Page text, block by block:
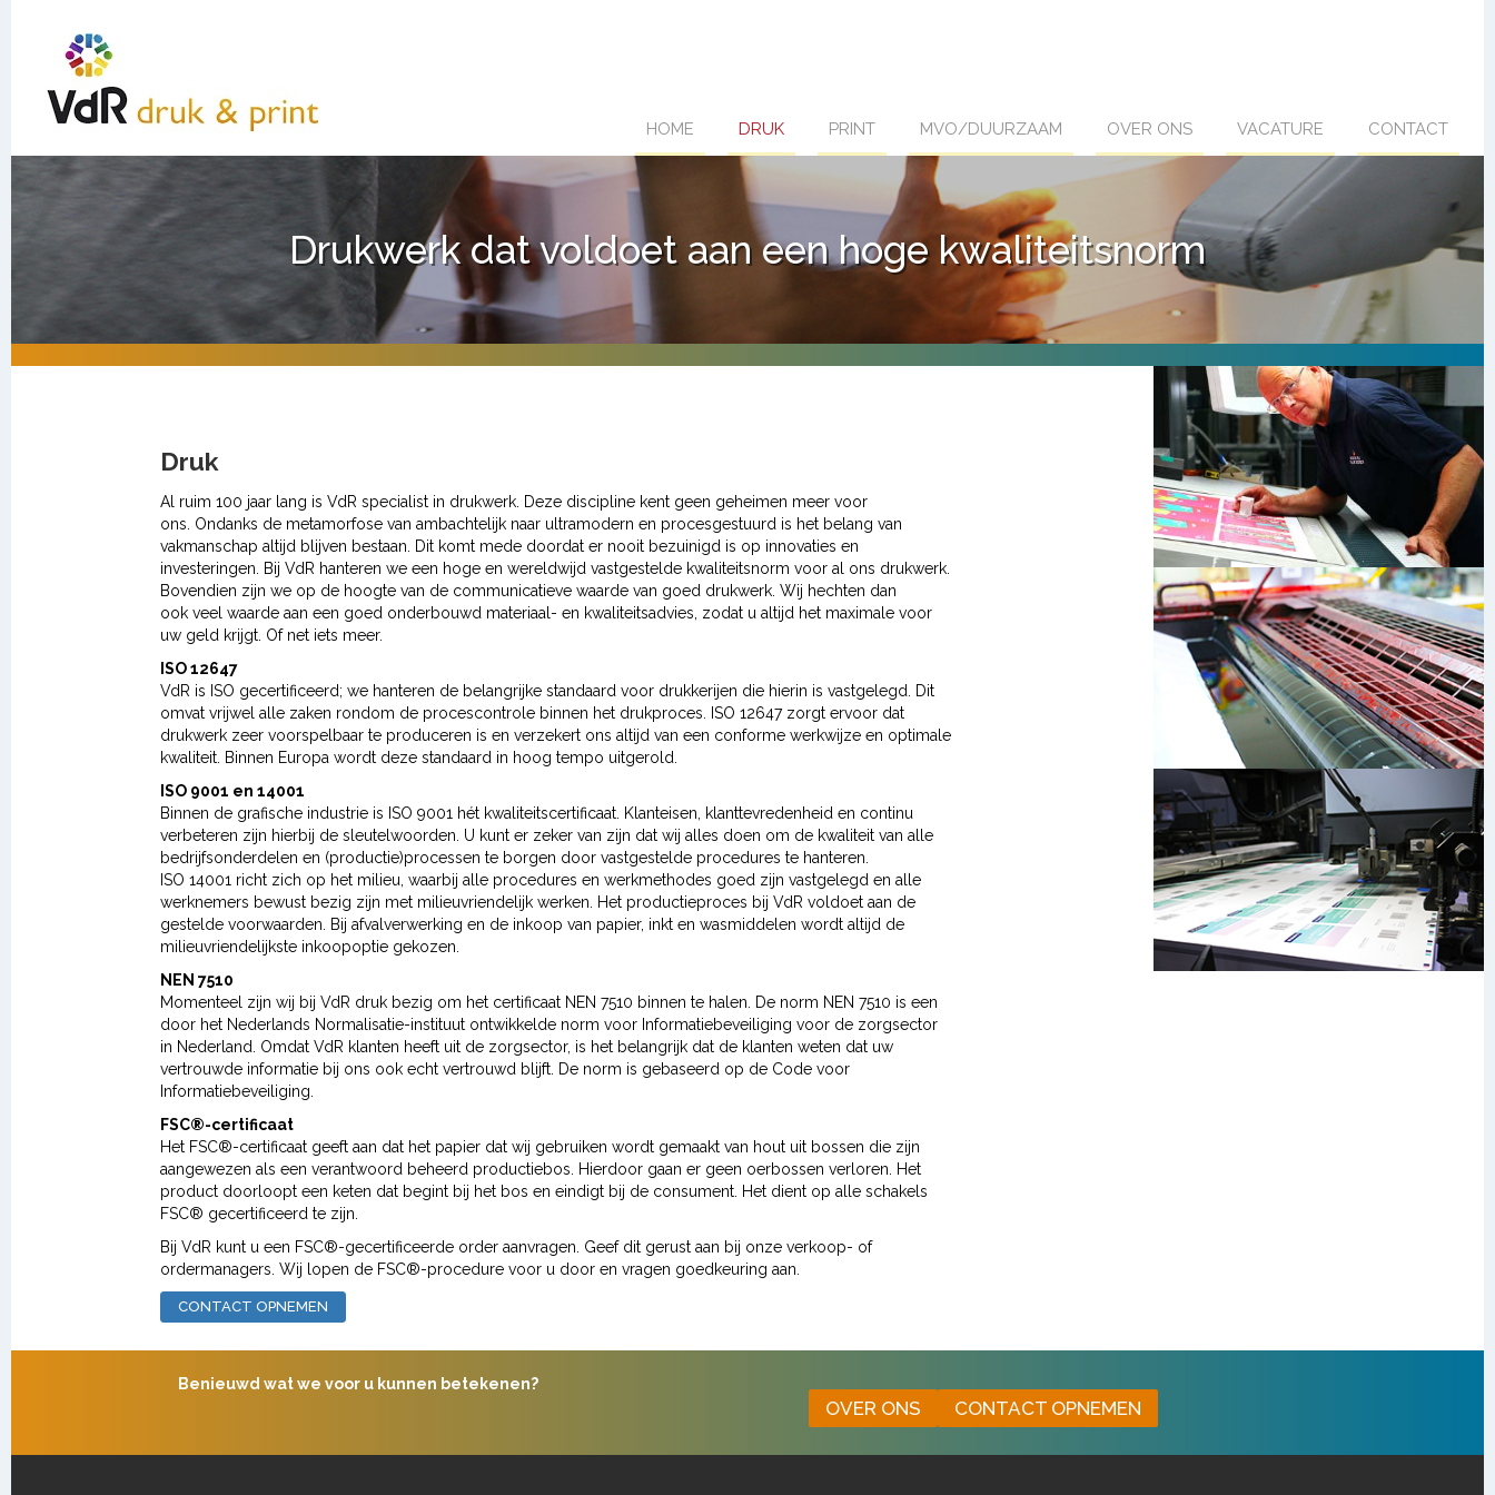
HOME DRUK PRINT MVO/DUURZAAM OVER ONS VACATURE CONTACT
Drukwerk dat voldoet aan een hoge kwaliteitsnorm
Druk
Al ruim 100 jaar lang is VdR specialist in drukwerk. Deze discipline kent geen geheimen meer voor
ons. Ondanks de metamorfose van ambachtelijk naar ultramodern en procesgestuurd is het belang van
vakmanschap altijd blijven bestaan. Dit komt mede doordat er nooit bezuinigd is op innovaties en
investeringen. Bij VdR hanteren we een hoge en wereldwijd vastgestelde kwaliteitsnorm voor al ons drukwerk.
Bovendien zijn we op de hoogte van de communicatieve waarde van goed drukwerk. Wij hechten dan
ook veel waarde aan een goed onderbouwd materiaal- en kwaliteitsadvies, zodat u altijd het maximale voor
uw geld krijgt. Of net iets meer.
ISO 12647
VdR is ISO gecertificeerd; we hanteren de belangrijke standaard voor drukkerijen die hierin is vastgelegd. Dit
omvat vrijwel alle zaken rondom de procescontrole binnen het drukproces. ISO 12647 zorgt ervoor dat
drukwerk zeer voorspelbaar te produceren is en verzekert ons altijd van een conforme werkwijze en optimale
kwaliteit. Binnen Europa wordt deze standaard in hoog tempo uitgerold.
ISO 9001 en 14001
Binnen de grafische industrie is ISO 9001 hét kwaliteitscertificaat. Klanteisen, klanttevredenheid en continu
verbeteren zijn hierbij de sleutelwoorden. U kunt er zeker van zijn dat wij alles doen om de kwaliteit van alle
bedrijfsonderdelen en (productie)processen te borgen door vastgestelde procedures te hanteren.
ISO 14001 richt zich op het milieu, waarbij alle procedures en werkmethodes goed zijn vastgelegd en alle
werknemers bewust bezig zijn met milieuvriendelijk werken. Het productieproces bij VdR voldoet aan de
gestelde voorwaarden. Bij afvalverwerking en de inkoop van papier, inkt en wasmiddelen wordt altijd de
milieuvriendelijkste inkoopoptie gekozen.
NEN 7510
Momenteel zijn wij bij VdR druk bezig om het certificaat NEN 7510 binnen te halen. De norm NEN 7510 is een
door het Nederlands Normalisatie-instituut ontwikkelde norm voor Informatiebeveiliging voor de zorgsector
in Nederland. Omdat VdR klanten heeft uit de zorgsector, is het belangrijk dat de klanten weten dat uw
vertrouwde informatie bij ons ook echt vertrouwd blijft. De norm is gebaseerd op de Code voor
Informatiebeveiliging.
FSC®-certificaat
Het FSC®-certificaat geeft aan dat het papier dat wij gebruiken wordt gemaakt van hout uit bossen die zijn
aangewezen als een verantwoord beheerd productiebos. Hierdoor gaan er geen oerbossen verloren. Het
product doorloopt een keten dat begint bij het bos en eindigt bij de consument. Het dient op alle schakels
FSC® gecertificeerd te zijn.
Bij VdR kunt u een FSC®-gecertificeerde order aanvragen. Geef dit gerust aan bij onze verkoop- of
ordermanagers. Wij lopen de FSC®-procedure voor u door en vragen goedkeuring aan.
CONTACT OPNEMEN
Benieuwd wat we voor u kunnen betekenen?
OVER ONS CONTACT OPNEMEN